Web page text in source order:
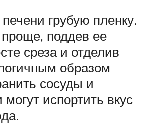
грубую пленку.
поддев ее
среза и отделив
образом
сосуды и
испортить вкус